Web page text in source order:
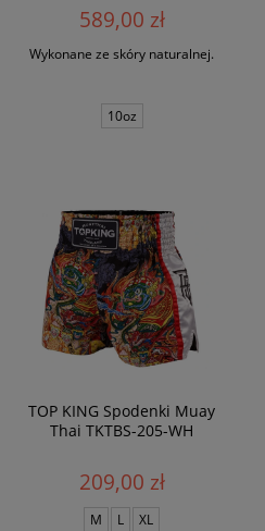
589,00 zł
Wykonane ze skóry naturalnej.
10oz
TOP KING Spodenki Muay
Thai TKTBS-205-WH
209,00 zł
M L XL